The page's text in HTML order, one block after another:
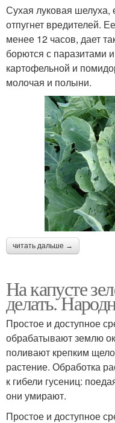
Сухая луковая шелуха,
отпугнет вредителей.
менее 12 часов, дает
борются с паразитами
картофельной и
молочая и полыни.
читать дальше →
На капусте
делать.
Простое и доступное
обрабатывают землю
поливают крепким
растение. Обработка
к гибели гусениц:
они умирают.
Простое и доступное